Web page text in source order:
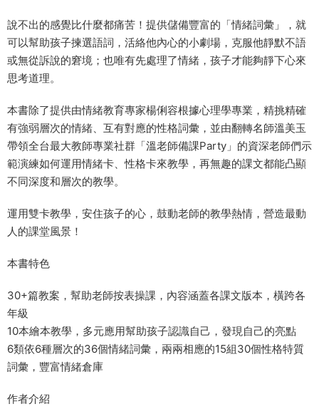
說不出的感覺比什麼都痛苦！提供儲備豐富的「情緒詞彙」，就
可以幫助孩子揀選語詞，活絡他內心的小劇場，克服他靜默不語
或無從訴說的窘境；也唯有先處理了情緒，孩子才能夠靜下心來
思考道理。
本書除了提供由情緒教育專家楊俐容根據心理學專業，精挑精確
有強弱層次的情緒、互有對應的性格詞彙，並由翻轉名師溫美玉
帶領全台最大教師專業社群「溫老師備課Party」的資深老師們示
範演練如何運用情緒卡、性格卡來教學，再無趣的課文都能凸顯
不同深度和層次的教學。
運用雙卡教學，安住孩子的心，鼓動老師的教學熱情，營造最動
人的課堂風景！
本書特色
30+篇教案，幫助老師按表操課，內容涵蓋各課文版本，橫跨各
年級
10本繪本教學，多元應用幫助孩子認識自己，發現自己的亮點
6類依6種層次的36個情緒詞彙，兩兩相應的15組30個性格特質
詞彙，豐富情緒倉庫
作者介紹